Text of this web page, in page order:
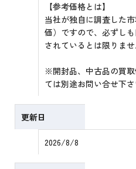
【参考価格とは】
当社が独自に調査した
価）ですので、必ずし
されているとは限りませ
※開封品、中古品の買
ては別途お問い合せ下さ
更新日
2026/8/8